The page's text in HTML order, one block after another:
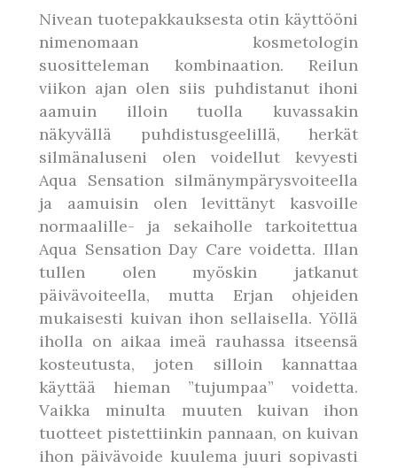
Nivean tuotepakkauksesta otin käyttööni
nimenomaan kosmetologin
suositteleman kombinaation. Reilun
viikon ajan olen siis puhdistanut ihoni
aamuin illoin tuolla kuvassakin
näkyvällä puhdistusgeelillä, herkät
silmänaluseni olen voidellut kevyesti
Aqua Sensation silmänympärysvoiteella
ja aamuisin olen levittänyt kasvoille
normaalille- ja sekaiholle tarkoitettua
Aqua Sensation Day Care voidetta. Illan
tullen olen myöskin jatkanut
päivävoiteella, mutta Erjan ohjeiden
mukaisesti kuivan ihon sellaisella. Yöllä
iholla on aikaa imeä rauhassa itseensä
kosteutusta, joten silloin kannattaa
käyttää hieman ”tujumpaa” voidetta.
Vaikka minulta muuten kuivan ihon
tuotteet pistettiinkin pannaan, on kuivan
ihon päivävoide kuulema juuri sopivasti